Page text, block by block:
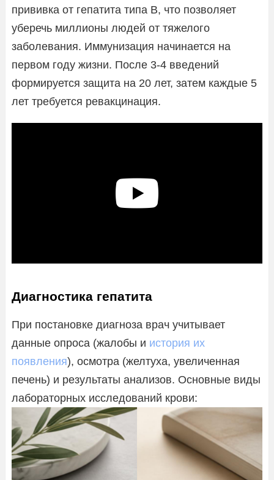
прививка от гепатита типа В, что позволяет
уберечь миллионы людей от тяжелого
заболевания. Иммунизация начинается на
первом году жизни. После 3-4 введений
формируется защита на 20 лет, затем каждые 5
лет требуется ревакцинация.
Диагностика гепатита
При постановке диагноза врач учитывает
данные опроса (жалобы и история их
появления), осмотра (желтуха, увеличенная
печень) и результаты анализов. Основные виды
лабораторных исследований крови: